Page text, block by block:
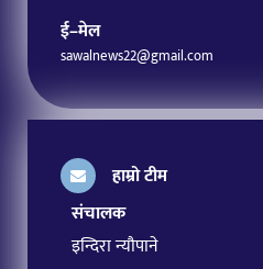
ई–मेल
sawalnews22@gmail.com
हाम्रो टीम
संचालक
इन्दिरा न्यौपाने